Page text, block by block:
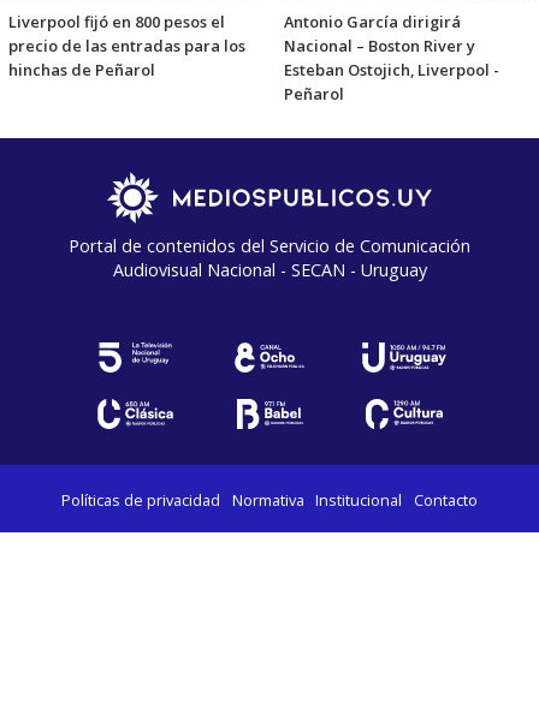
Liverpool fijó en 800 pesos el
precio de las entradas para los
hinchas de Peñarol
Antonio García dirigirá
Nacional – Boston River y
Esteban Ostojich, Liverpool -
Peñarol
Portal de contenidos del Servicio de Comunicación
Audiovisual Nacional - SECAN - Uruguay
Políticas de privacidad Normativa Institucional Contacto